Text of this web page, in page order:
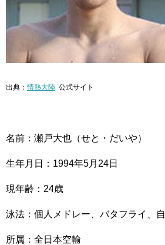
出典：情熱大陸 公式サイト
名前：瀬戸大也（せと・だいや）
生年月日：1994年5月24日
現年齢：24歳
泳法：個人メドレー、バタフライ、
所属：全日本空輸